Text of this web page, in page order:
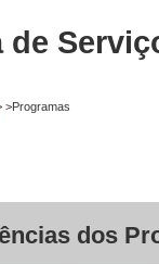
de
>Programas
dos